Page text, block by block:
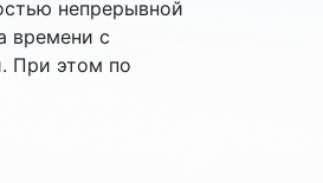
непрерывной
времени с
При этом по